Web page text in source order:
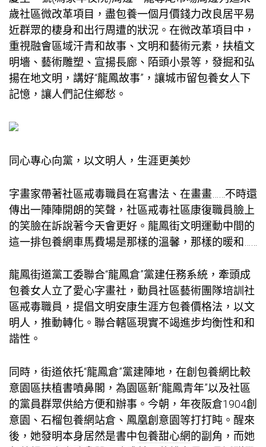
歲社區微改革項目，盡包養一個月價錢力改良居平易
近群眾的棲身和出行周遭的狀況。在微改革項目中，
重視融會區域汗青和故事、文明和藝術元素，扶植文
明墻、藝術雕塑、宣揚長廊、陌頭小景等，發掘和弘
揚在地文明，講好“龍鳳故事”，讓城市留包養女人下
記憶，讓人們記住鄉愁。
同心專心向黨，以文明人，生涯更美妙
字畫家帶著社區戒毒職員在寫書法、在畫畫……不時還
傳出一陣陣開朗的笑聲，社區戒毒社區康復職員臉上
的笑臉在訴說著今天會更好。龍鳳街文明運動中間的
這一排包養網車馬費場是那樣的溫馨，那樣的暖和……
龍鳳街道黨工委聯合“龍鳳倉”黨建任務系統，牽頭成
包養女人立了愛心字畫社，動員社區藝術團隊培訓社
區戒毒職員，提倡文明安康生涯方包養價格法，以文
明人，推動轉化。聯合轄區現實不竭進步均衡性和和
諧性。
同時，街道依托“龍鳳倉”黨建陣地，在創 包養網比較
意園區扶植書噴鼻閣，為園區新“龍鳳青年”以及社區
的黨員群眾供給方便和辦事。今朝，年夜阪倉1904創
意園、石榴包養網站倉、鳳凰創意園等打打盹。醒來
後，她發明本身居然是書中包養甜心網的副角，而她